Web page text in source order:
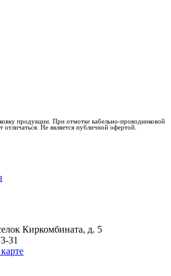
продукции. При отмотке кабельно-проводниковой
Не является публичной офертой.
Киркомбината, д. 5
31